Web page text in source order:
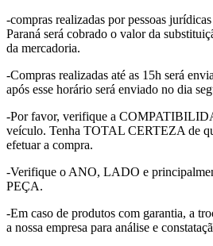
-compras realizadas por pessoas
Paraná será cobrado o valor da
da mercadoria.
-Compras realizadas até as 15h será
após esse horário será enviado no dia
-Por favor, verifique a
veículo. Tenha TOTAL CERTEZA de
efetuar a compra.
-Verifique o ANO, LADO e
PEÇA.
-Em caso de produtos com garantia, a
a nossa empresa para análise e